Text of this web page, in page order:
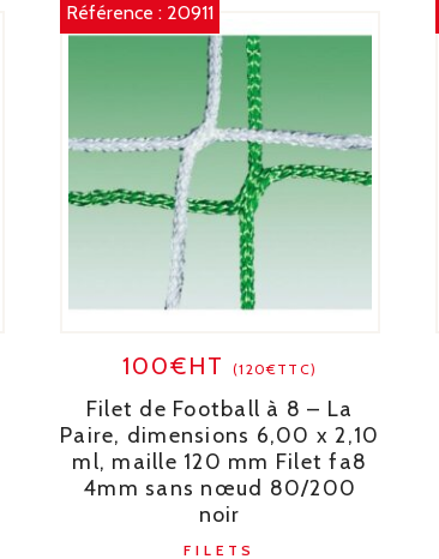
Référence : 20911
100€HT(120€TTC)
Filet de Football à 8 – La
Paire, dimensions 6,00 x 2,10
ml, maille 120 mm Filet fa8
4mm sans nœud 80/200
noir
FILETS